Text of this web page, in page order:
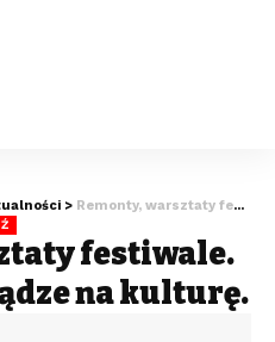
> Remonty, warsztaty festiwale. Ogromne pieniądze na kulturę.
festiwale.
na kulturę.